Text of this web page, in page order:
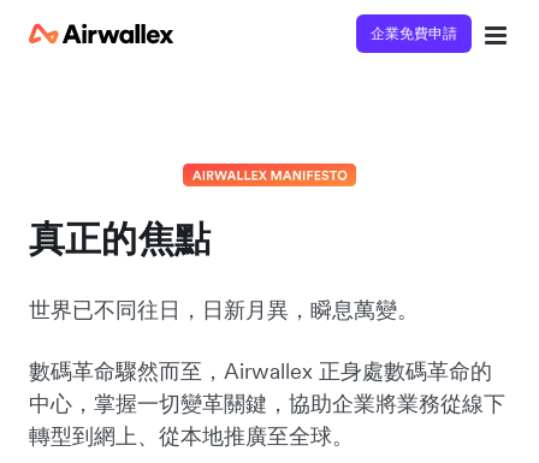
企業免費申請
真正的焦點
世界已不同往日，日新月異，瞬息萬變。
數碼革命驟然而至，Airwallex 正身處數碼革命的
中心，掌握一切變革關鍵，協助企業將業務從線下
轉型到網上、從本地推廣至全球。